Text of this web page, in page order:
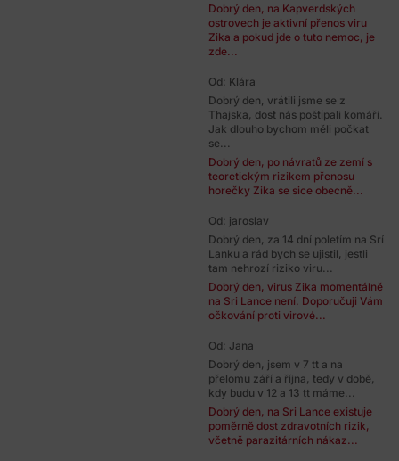
Dobrý den, na Kapverdských
ostrovech je aktivní přenos viru
Zika a pokud jde o tuto nemoc, je
zde...
Od: Klára
Dobrý den, vrátili jsme se z
Thajska, dost nás poštípali komáři.
Jak dlouho bychom měli počkat
se...
Dobrý den, po návratů ze zemí s
teoretickým rizikem přenosu
horečky Zika se sice obecně...
Od: jaroslav
Dobrý den, za 14 dní poletím na Srí
Lanku a rád bych se ujistil, jestli
tam nehrozí riziko viru...
Dobrý den, virus Zika momentálně
na Sri Lance není. Doporučuji Vám
očkování proti virové...
Od: Jana
Dobrý den, jsem v 7 tt a na
přelomu září a října, tedy v době,
kdy budu v 12 a 13 tt máme...
Dobrý den, na Sri Lance existuje
poměrně dost zdravotních rizik,
včetně parazitárních nákaz...